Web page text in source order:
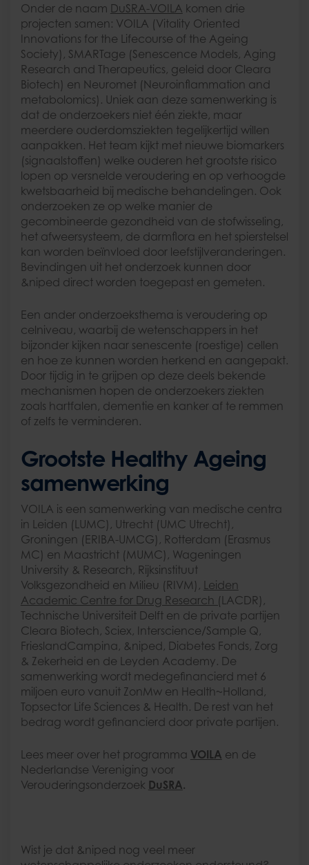
Onder de naam DuSRA-VOILA komen drie
projecten samen: VOILA (Vitality Oriented
Innovations for the Lifecourse of the Ageing
Society), SMARTage (Senescence Models, Aging
Research and Therapeutics, geleid door Cleara
Biotech) en Neuromet (Neuroinflammation and
metabolomics). Uniek aan deze samenwerking is
dat de onderzoekers niet één ziekte, maar
meerdere ouderdomsziekten tegelijkertijd willen
aanpakken. Het team kijkt met nieuwe biomarkers
(signaalstoffen) welke ouderen het grootste risico
lopen op versnelde veroudering en op verhoogde
kwetsbaarheid bij medische behandelingen. Ook
onderzoeken ze op welke manier de
gecombineerde gezondheid van de stofwisseling,
het afweersysteem, de darmflora en het spierstelsel
kan worden beïnvloed door leefstijlveranderingen.
Bevindingen uit het onderzoek kunnen door
&niped direct worden toegepast en gemeten.
Een ander onderzoeksthema is veroudering op
celniveau, waarbij de wetenschappers in het
bijzonder kijken naar senescente (roestige) cellen
en hoe ze kunnen worden herkend en aangepakt.
Door tijdig in te grijpen op deze deels bekende
mechanismen hopen de onderzoekers ziekten
zoals hartfalen, dementie en kanker af te remmen
of zelfs te verminderen.
Grootste Healthy Ageing
samenwerking
VOILA is een samenwerking van medische centra
in Leiden (LUMC), Utrecht (UMC Utrecht),
Groningen (ERIBA-UMCG), Rotterdam (Erasmus
MC) en Maastricht (MUMC), Wageningen
University & Research, Rijksinstituut
Volksgezondheid en Milieu (RIVM), Leiden
Academic Centre for Drug Research (LACDR),
Technische Universiteit Delft en de private partijen
Cleara Biotech, Sciex, Interscience/Sample Q,
FrieslandCampina, &niped, Diabetes Fonds, Zorg
& Zekerheid en de Leyden Academy. De
samenwerking wordt medegefinancierd met 6
miljoen euro vanuit ZonMw en Health~Holland,
Topsector Life Sciences & Health. De rest van het
bedrag wordt gefinancierd door private partijen.
Lees meer over het programma VOILA en de
Nederlandse Vereniging voor
Verouderingsonderzoek DuSRA.
Wist je dat &niped nog veel meer